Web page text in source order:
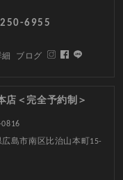
6955
ブログ
店＜完全予約制＞
広島市南区比治山本町15-